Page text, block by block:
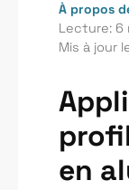
À propos
Lecture: 6
Mis à jour
en